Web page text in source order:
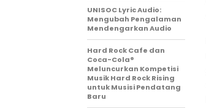
UNISOC Lyric Audio:
Mengubah Pengalaman
Mendengarkan Audio
Hard Rock Cafe dan
Coca-Cola®
Meluncurkan Kompetisi
Musik Hard Rock Rising
untuk Musisi Pendatang
Baru